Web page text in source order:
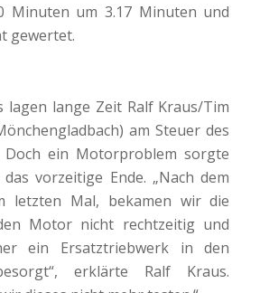
Minuten um 3.17 Minuten und
gewertet.
lagen lange Zeit Ralf Kraus/Tim
am Steuer des
ein Motorproblem sorgte
vorzeitige Ende. „Nach dem
letzten Mal, bekamen wir die
Motor nicht rechtzeitig und
ein Ersatztriebwerk in den
erklärte Ralf Kraus.